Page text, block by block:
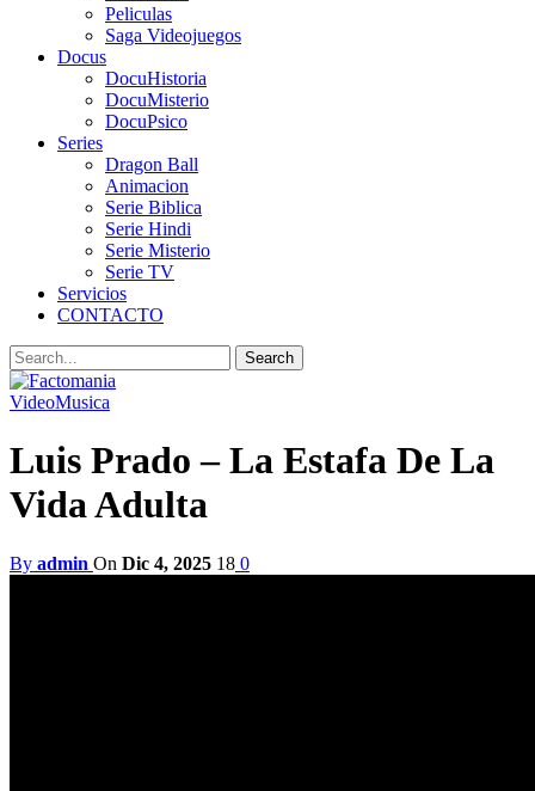
Peliculas
Saga Videojuegos
Docus
DocuHistoria
DocuMisterio
DocuPsico
Series
Dragon Ball
Animacion
Serie Biblica
Serie Hindi
Serie Misterio
Serie TV
Servicios
CONTACTO
VideoMusica
Luis Prado – La Estafa De La
Vida Adulta
By admin On Dic 4, 2025 18 0